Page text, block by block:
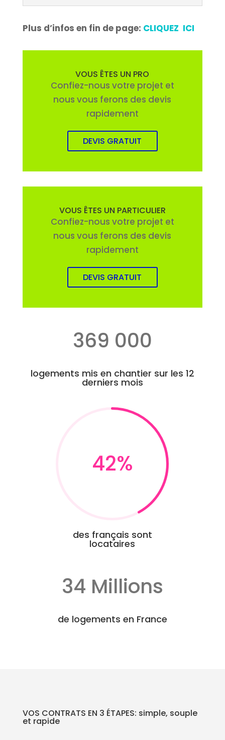
Plus d’infos en fin de page: CLIQUEZ ICI
VOUS ÊTES UN PRO
Confiez-nous votre projet et
nous vous ferons des devis
rapidement
DEVIS GRATUIT
VOUS ÊTES UN PARTICULIER
Confiez-nous votre projet et
nous vous ferons des devis
rapidement
DEVIS GRATUIT
369 000
logements mis en chantier sur les 12
derniers mois
42%
des français sont
locataires
34 Millions
de logements en France
VOS CONTRATS EN 3 ÉTAPES: simple, souple
et rapide